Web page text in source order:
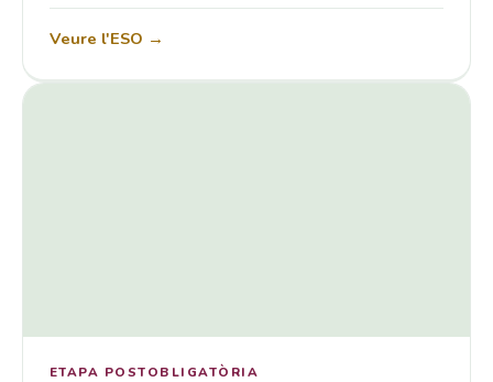
Veure l'ESO →
ETAPA POSTOBLIGATÒRIA